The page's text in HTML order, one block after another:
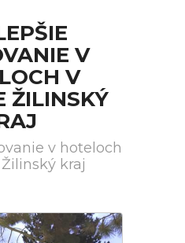
V
V
ŽILINSKÝ
v hoteloch
kraj